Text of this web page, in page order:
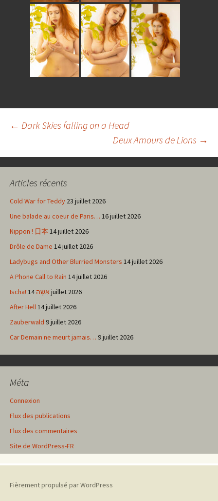
Navigation
des
articles
← Dark Skies falling on a Head
Deux Amours de Lions →
Articles récents
Cold War for Teddy 23 juillet 2026
Une balade au coeur de Paris… 16 juillet 2026
Nippon ! 日本 14 juillet 2026
Drôle de Dame 14 juillet 2026
Ladybugs and Other Blurried Monsters 14 juillet 2026
A Phone Call to Rain 14 juillet 2026
Ischa! אִשָּׁה14 juillet 2026
After Hell14 juillet 2026
Zauberwald 9 juillet 2026
Car Demain ne meurt jamais… 9 juillet 2026
Méta
Connexion
Flux des publications
Flux des commentaires
Site de WordPress-FR
Fièrement propulsé par WordPress